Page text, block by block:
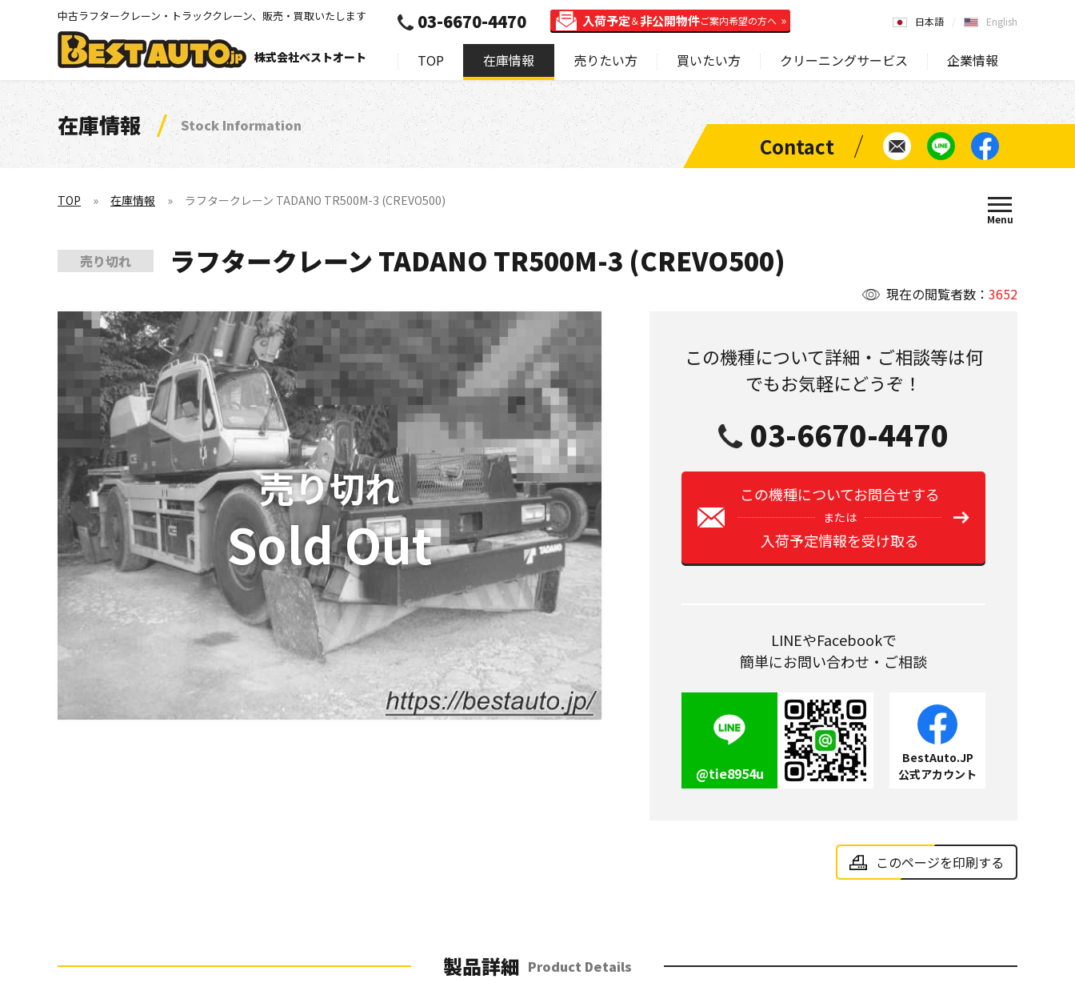
中古ラフタークレーン・トラッククレーン、販売・買取いたします
株式会社ベストオート TOP 在庫情報 売りたい方 買いたい方 クリーニングサービス 企業情報
03-6670-4470 入荷予定＆非公開物件ご案内希望の方へ 日本語 English
在庫情報 Stock Information
TOP 在庫情報 ラフタークレーン TADANO TR500M-3 (CREVO500)
現在の閲覧者数： 3652
売り切れ ラフタークレーン TADANO TR500M-3 (CREVO500)
この機種について詳細・ご相談等は何
でもお気軽にどうぞ！
03-6670-4470
この機種についてお問合せする
または
入荷予定情報を受け取る
LINEやFacebookで
簡単にお問い合わせ・ご相談
@tie8954u
BestAuto.JP
公式アカウント
このページを印刷する
製品詳細 Product Details